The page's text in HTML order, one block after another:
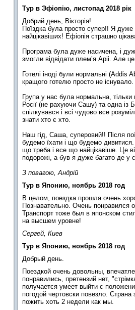
Тур в Эфіопію, листопад 2018 рік
Добрий день, Вікторія!
Поїздка була просто супер!! Я дуже
найцікавіших! Ефіопія страшно
Програма була дуже насичена, і
змогли відвідати плем’я Аріі. Але
Готелі іноді були нормальні
кращого готелю просто не
Група у нас була нормальна, тільки
Росії (не рахуючи Сашу) та одна із
спілкувався і всі чудово все
знати хто є хто.
Наш гід, Саша, суперовий!! Після
будемо їхати і що будемо
що треба і все що найцікавіше. Це
подорожі, а був я дуже багато де у
З повагою, Андрій
Тур в Японию, ноябрь 2018 год
В целом, поездка прошла очень
Познавательно. Очень понравился
Транспорт тоже был в японском
на высшем уровне!
Сергей, Киев
Тур в Японию, ноябрь 2018 год
Добрый день.
Поездкой очень довольны,
понравились, претензий нет,
получается умеет выйти с
погодой чертовски повезло.
пожить хоть 2 недели как мы.